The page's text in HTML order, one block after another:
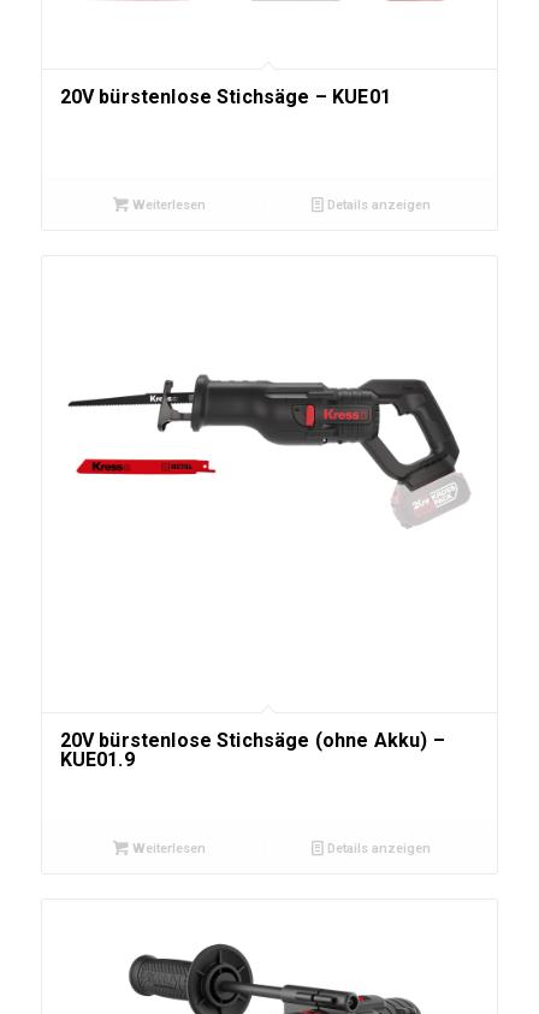
20V bürstenlose Stichsäge – KUE01
Weiterlesen Details anzeigen
20V bürstenlose Stichsäge (ohne Akku) –
KUE01.9
Weiterlesen Details anzeigen